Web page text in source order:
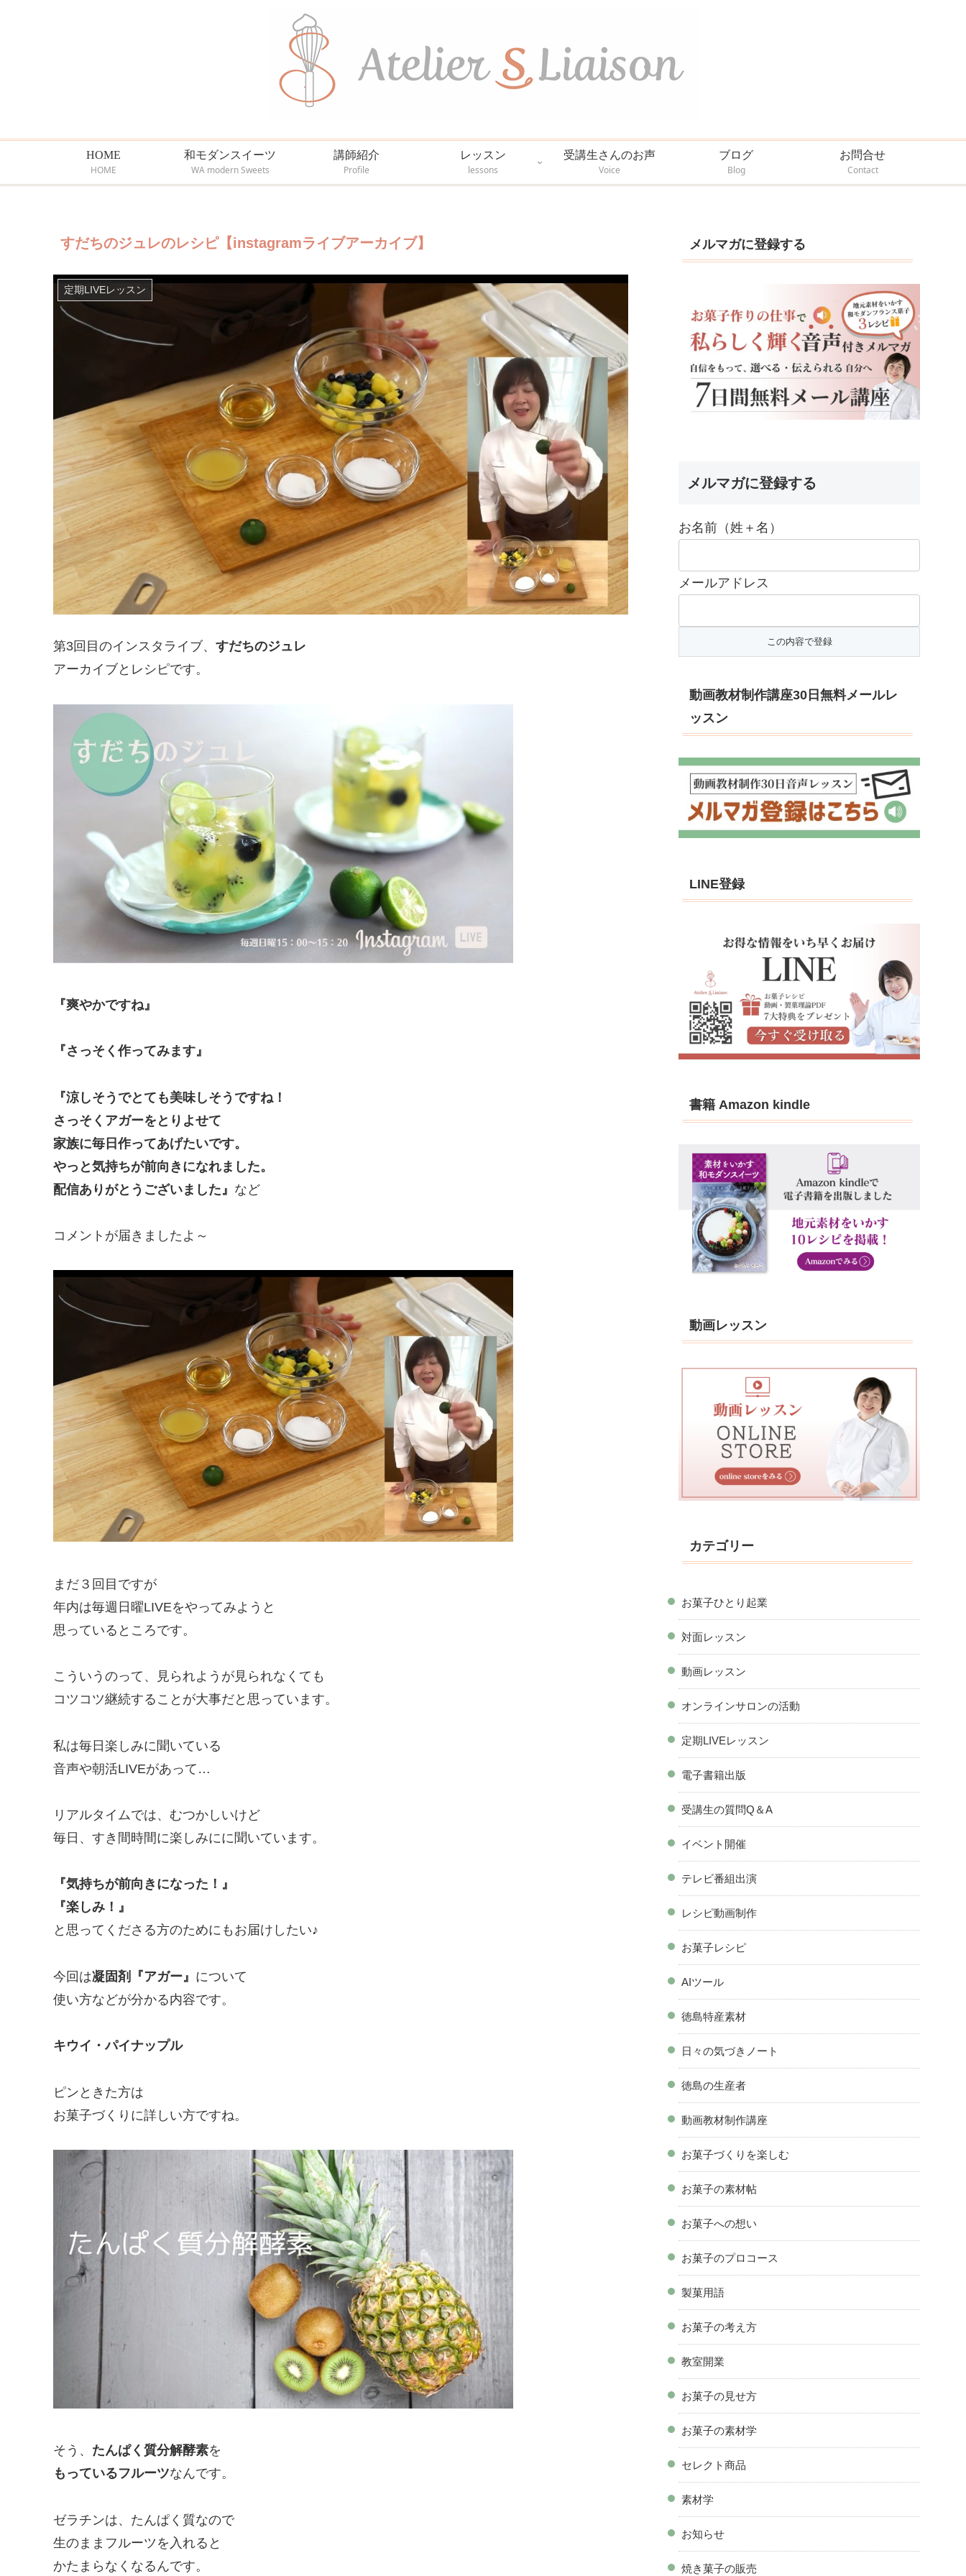
HOME
HOME
和モダンスイーツ
WA modern Sweets
講師紹介
Profile
レッスン
lessons
受講生さんのお声
Voice
ブログ
Blog
お問合せ
Contact
すだちのジュレのレシピ【instagramライブアーカイブ】
定期LIVEレッスン
第3回目のインスタライブ、 すだちのジュレ
アーカイブとレシピです。
『爽やかですね』
『さっそく作ってみます』
『涼しそうでとても美味しそうですね！
さっそくアガーをとりよせて
家族に毎日作ってあげたいです。
やっと気持ちが前向きになれました。
配信ありがとうございました』 など
コメントが届きましたよ～
まだ３回目ですが
年内は毎週日曜LIVEをやってみようと
思っているところです。
こういうのって、見られようが見られなくても
コツコツ継続することが大事だと思っています。
私は毎日楽しみに聞いている
音声や朝活LIVEがあって…
リアルタイムでは、むつかしいけど
毎日、すき間時間に楽しみにに聞いています。
『気持ちが前向きになった！』
『楽しみ！』
と思ってくださる方のためにもお届けしたい♪
今回は凝固剤『アガー』 について
使い方などが分かる内容です。
キウイ・パイナップル
ピンときた方は
お菓子づくりに詳しい方ですね。
そう、 たんぱく質分解酵素を
もっているフルーツなんです。
ゼラチンは、たんぱく質なので
生のままフルーツを入れると
かたまらなくなるんです。
メルマガに登録する
メルマガに登録する
お名前（姓＋名）
メールアドレス
動画教材制作講座30日無料メールレ
ッスン
LINE登録
書籍 Amazon kindle
動画レッスン
カテゴリー
お菓子ひとり起業
対面レッスン
動画レッスン
オンラインサロンの活動
定期LIVEレッスン
電子書籍出版
受講生の質問Q＆A
イベント開催
テレビ番組出演
レシピ動画制作
お菓子レシピ
AIツール
徳島特産素材
日々の気づきノート
徳島の生産者
動画教材制作講座
お菓子づくりを楽しむ
お菓子の素材帖
お菓子への想い
お菓子のプロコース
製菓用語
お菓子の考え方
教室開業
お菓子の見せ方
お菓子の素材学
セレクト商品
素材学
お知らせ
焼き菓子の販売